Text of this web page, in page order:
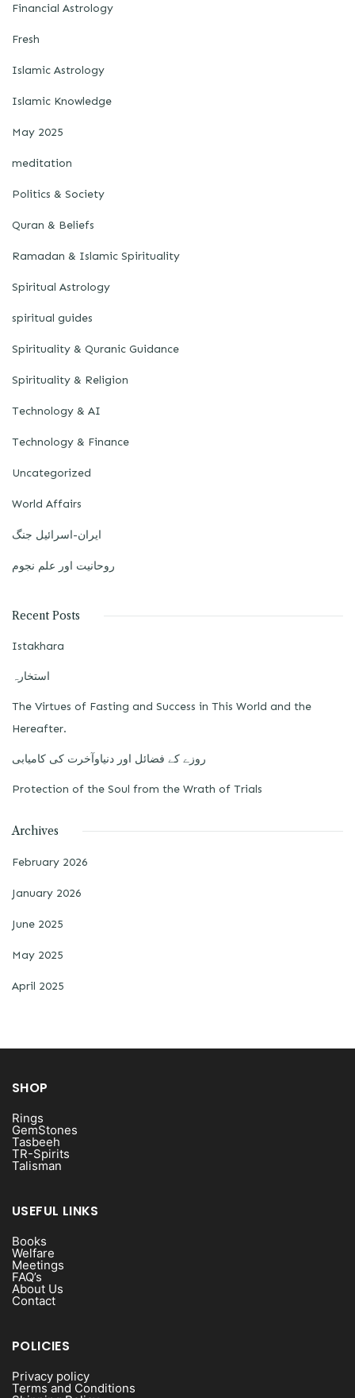
Financial Astrology
Fresh
Islamic Astrology
Islamic Knowledge
May 2025
meditation
Politics & Society
Quran & Beliefs
Ramadan & Islamic Spirituality
Spiritual Astrology
spiritual guides
Spirituality & Quranic Guidance
Spirituality & Religion
Technology & AI
Technology & Finance
Uncategorized
World Affairs
ایران-اسرائیل جنگ
روحانیت اور علم نجوم
Recent Posts
Istakhara
استخارہ
The Virtues of Fasting and Success in This World and the
Hereafter.
روزے کے فضائل اور دنیاوآخرت کی کامیابی
Protection of the Soul from the Wrath of Trials
Archives
February 2026
January 2026
June 2025
May 2025
April 2025
SHOP
Rings
GemStones
Tasbeeh
TR-Spirits
Talisman
USEFUL LINKS
Books
Welfare
Meetings
FAQ’s
About Us
Contact
POLICIES
Privacy policy
Terms and Conditions